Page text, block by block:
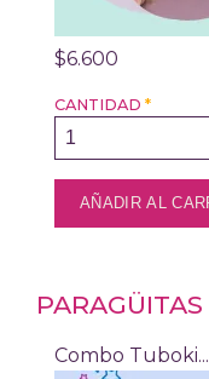
$6.600
CANTIDAD *
PARAGÜITAS
Combo Tuboki...